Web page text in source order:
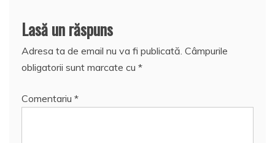
Lasă un răspuns
Adresa ta de email nu va fi publicată. Câmpurile
obligatorii sunt marcate cu *
Comentariu *